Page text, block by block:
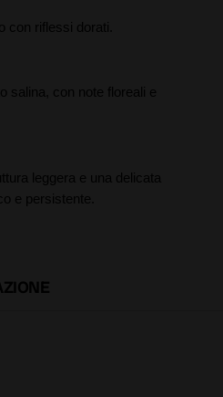
con riflessi dorati.
salina, con note floreali e
leggera e una delicata
e persistente.